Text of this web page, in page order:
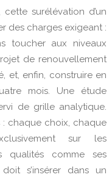
surélévation d’un
des charges exigeant :
toucher aux niveaux
de renouvellement
et, enfin, construire en
mois. Une étude
de grille analytique.
chaque choix, chaque
sur les
qualités comme ses
s’insérer dans un